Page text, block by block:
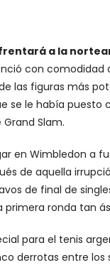
a la
con comodidad
las figuras más
se le había puesto
Slam.
en Wimbledon a
de aquella
de final de
primera ronda tan
para el tenis
derrotas entre